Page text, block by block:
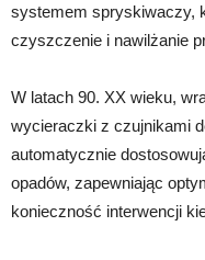
systemem spryskiwaczy,
czyszczenie i nawilżanie
W latach 90. XX wieku,
wycieraczki z czujnikami
automatycznie
opadów, zapewniając
konieczność interwencji